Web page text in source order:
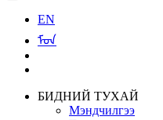
EN
ᠮᠣᠨ
БИДНИЙ ТУХАЙ
Мэндчилгээ